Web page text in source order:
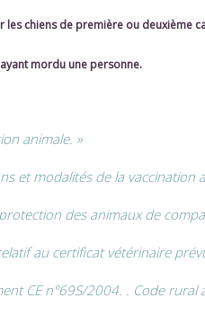
chiens de première ou deuxième
mordu une personne.
animale. »
et modalités de la vaccination
des animaux de
au certificat vétérinaire
CE n°69S/2004. . Code